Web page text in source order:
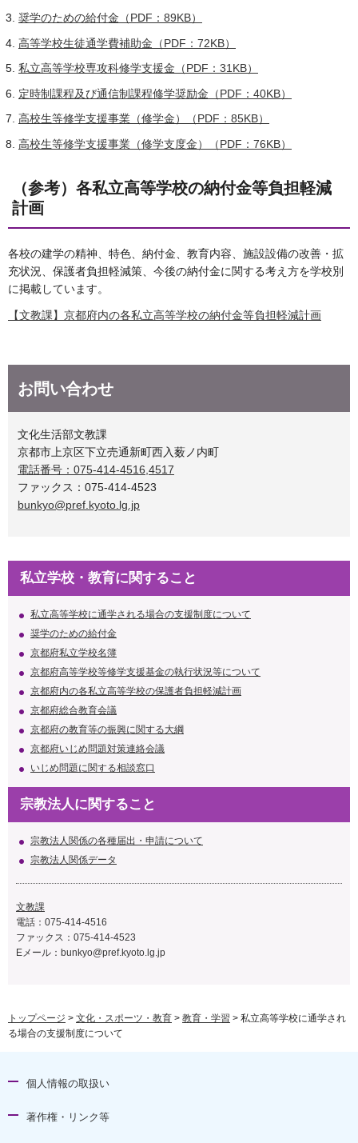
奨学のための給付金（PDF：89KB）
高等学校生徒通学費補助金（PDF：72KB）
私立高等学校専攻科修学支援金（PDF：31KB）
定時制課程及び通信制課程修学奨励金（PDF：40KB）
高校生等修学支援事業（修学金）（PDF：85KB）
高校生等修学支援事業（修学支度金）（PDF：76KB）
（参考）各私立高等学校の納付金等負担軽減
計画
各校の建学の精神、特色、納付金、教育内容、施設設備の改善・拡
充状況、保護者負担軽減策、今後の納付金に関する考え方を学校別
に掲載しています。
【文教課】京都府内の各私立高等学校の納付金等負担軽減計画
お問い合わせ
文化生活部文教課
京都市上京区下立売通新町西入薮ノ内町
電話番号：075-414-4516,4517
ファックス：075-414-4523
bunkyo@pref.kyoto.lg.jp
私立学校・教育に関すること
私立高等学校に通学される場合の支援制度について
奨学のための給付金
京都府私立学校名簿
京都府高等学校等修学支援基金の執行状況等について
京都府内の各私立高等学校の保護者負担軽減計画
京都府総合教育会議
京都府の教育等の振興に関する大綱
京都府いじめ問題対策連絡会議
いじめ問題に関する相談窓口
宗教法人に関すること
宗教法人関係の各種届出・申請について
宗教法人関係データ
文教課
電話：075-414-4516
ファックス：075-414-4523
Eメール： bunkyo@pref.kyoto.lg.jp
トップページ > 文化・スポーツ・教育 > 教育・学習 > 私立高等学校に通学され
る場合の支援制度について
個人情報の取扱い
著作権・リンク等